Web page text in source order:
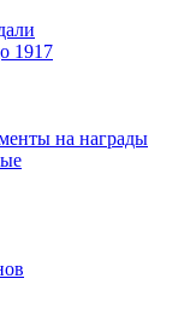
1917
на награды